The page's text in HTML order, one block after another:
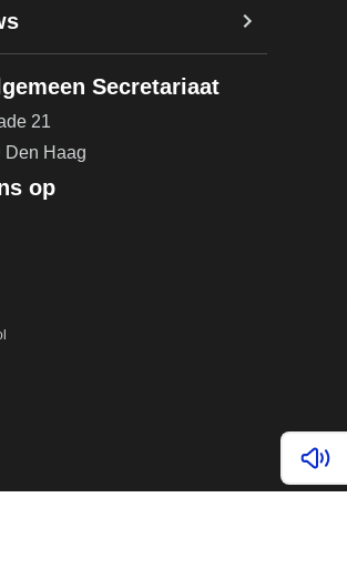
Lees
Secretariaat
21
Den Haag
op
Facebook pagina (opent in nieuw
onze LinkedIn pagina (opent in nieuw
onze Instagram pagina (opent in